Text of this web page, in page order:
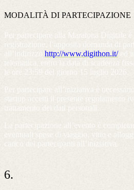
MODALITÀ DI PARTECIPAZIONE
Per partecipare alla Maratona Digitale
registrazione, l’apposita domanda di
all’indirizzo http://www.digithon.it/ed
telematica, entro la data di scadenza
le ore 23:59 del giorno 15 luglio 2026.
Per partecipare all’iniziativa è
startup accetti il presente regolamento
trattamento dei dati personali.
La partecipazione all’evento è
eventuali spese di viaggio, vitto e
carico dei partecipanti all’iniziativa.
6.